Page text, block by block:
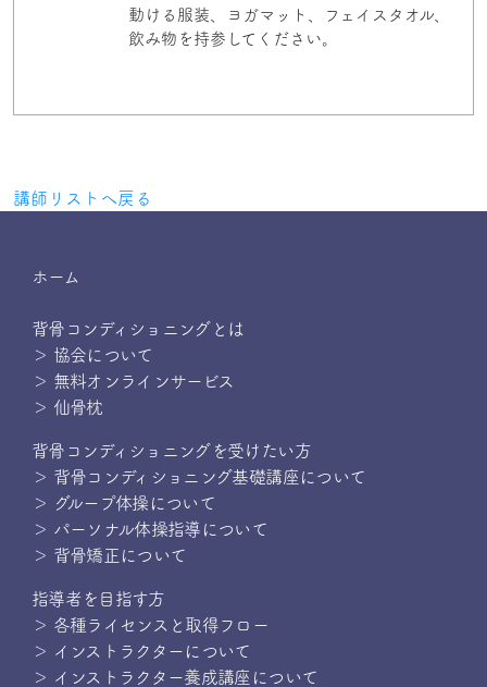
動ける服装、ヨガマット、フェイスタオル、
飲み物を持参してください。
講師リストへ戻る
ホーム
背骨コンディショニングとは
＞ 協会について
＞ 無料オンラインサービス
＞ 仙骨枕
背骨コンディショニングを受けたい方
＞ 背骨コンディショニング基礎講座について
＞ グループ体操について
＞ パーソナル体操指導について
＞ 背骨矯正について
指導者を目指す方
＞ 各種ライセンスと取得フロー
＞ インストラクターについて
＞ インストラクター養成講座について